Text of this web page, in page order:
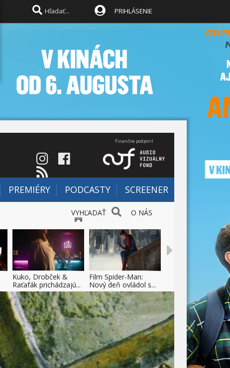
PRIHLÁSENIE
Finančne podporil
PREMIÉRY PODCASTY SCREENER
VYHĽADAŤ O NÁS
Kuko, Drobček &
Raťafák prichádzajú...
Film Spider-Man:
Nový deň ovládol s...